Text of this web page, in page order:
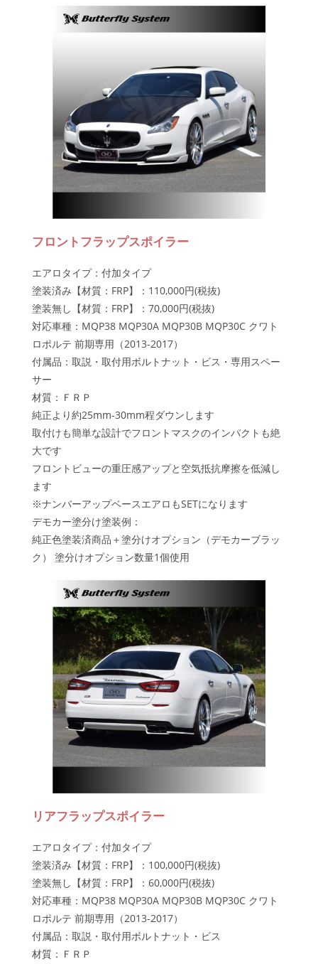
フロントフラップスポイラー
エアロタイプ：付加タイプ
塗装済み【材質：FRP】：110,000円(税抜)
塗装無し【材質：FRP】：70,000円(税抜)
対応車種：MQP38 MQP30A MQP30B MQP30C クワト
ロポルテ 前期専用（2013-2017）
付属品：取説・取付用ボルトナット・ビス・専用スペー
サー
材質：ＦＲＰ
純正より約25mm-30mm程ダウンします
取付けも簡単な設計でフロントマスクのインパクトも絶
大です
フロントビューの重圧感アップと空気抵抗摩擦を低減し
ます
※ナンバーアップベースエアロもSETになります
デモカー塗分け塗装例：
純正色塗装済商品＋塗分けオプション（デモカーブラッ
ク） 塗分けオプション数量1個使用
リアフラップスポイラー
エアロタイプ：付加タイプ
塗装済み【材質：FRP】：100,000円(税抜)
塗装無し【材質：FRP】：60,000円(税抜)
対応車種：MQP38 MQP30A MQP30B MQP30C クワト
ロポルテ 前期専用（2013-2017）
付属品：取説・取付用ボルトナット・ビス
材質：ＦＲＰ